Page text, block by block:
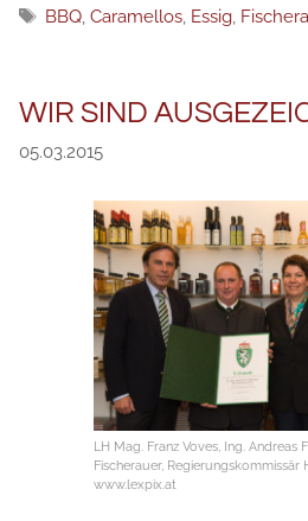
Етикети
BBQ, Caramellos, Essig,
WIR SIND
05.03.2015
LH Mag. Franz Voves, Ing. Andreas
Fischerauer, Regierungskommissär
www.lexpix.at